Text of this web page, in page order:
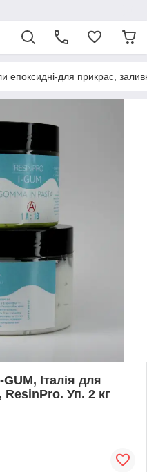
епоксидні-для прикрас,
Італія для
Уп. 2 кг